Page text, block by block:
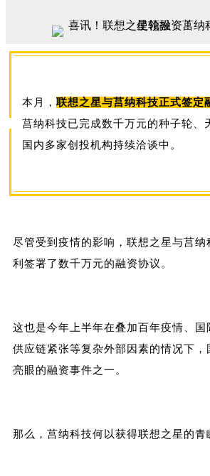
本月， 联想之星与莒纳科技正式签定
莒纳科技已完成数千万元的种子轮、
国内多家创投机构持续洽谈中。
尽管受到疫情的影响，联想之星与莒纳
利签署了数千万元的融资协议。
这也是今年上半年在叠加百年疫情、国
供应链紧张等复杂外部因素的情况下，
亮眼的融资事件之一。
那么，莒纳科技何以获得联想之星的青